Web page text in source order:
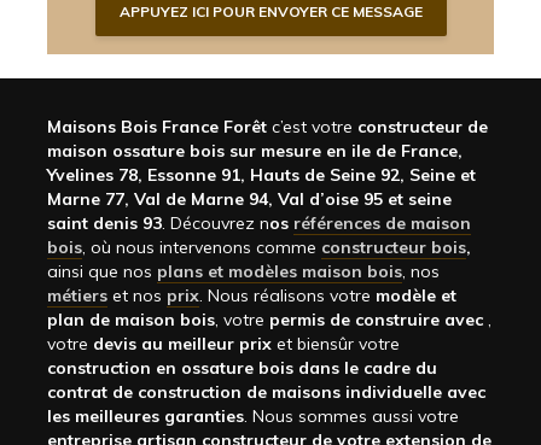
Maisons Bois France Forêt c’est votre constructeur de
maison ossature bois sur mesure en ile de France,
Yvelines 78, Essonne 91, Hauts de Seine 92, Seine et
Marne 77, Val de Marne 94, Val d’oise 95 et seine
saint denis 93. Découvrez nos références de maison
bois, où nous intervenons comme constructeur bois,
ainsi que nos plans et modèles maison bois, nos
métiers et nos prix. Nous réalisons votre modèle et
plan de maison bois, votre permis de construire avec ,
votre devis au meilleur prix et biensûr votre
construction en ossature bois dans le cadre du
contrat de construction de maisons individuelle avec
les meilleures garanties. Nous sommes aussi votre